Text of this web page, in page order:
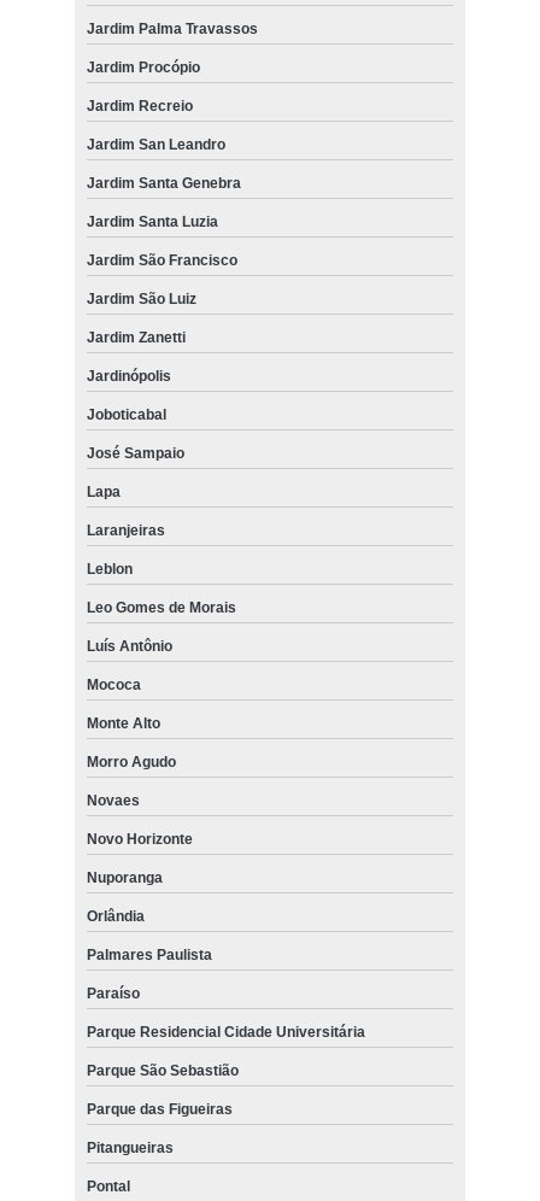
Jardim Palma Travassos
Jardim Procópio
Jardim Recreio
Jardim San Leandro
Jardim Santa Genebra
Jardim Santa Luzia
Jardim São Francisco
Jardim São Luiz
Jardim Zanetti
Jardinópolis
Joboticabal
José Sampaio
Lapa
Laranjeiras
Leblon
Leo Gomes de Morais
Luís Antônio
Mococa
Monte Alto
Morro Agudo
Novaes
Novo Horizonte
Nuporanga
Orlândia
Palmares Paulista
Paraíso
Parque Residencial Cidade Universitária
Parque São Sebastião
Parque das Figueiras
Pitangueiras
Pontal